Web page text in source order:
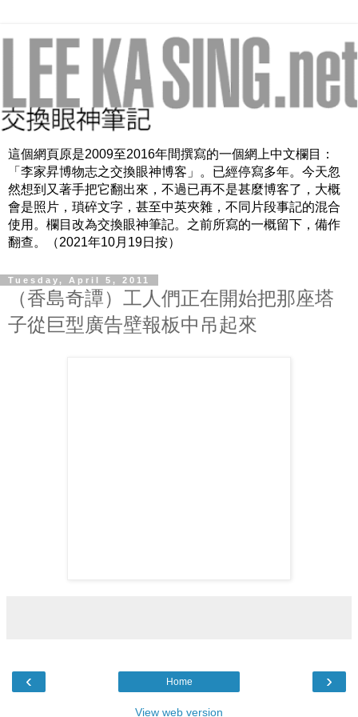
這個網頁原是2009至2016年間撰寫的一個網上中文欄目：
「李家昇博物志之交換眼神博客」。已經停寫多年。今天忽
然想到又著手把它翻出來，不過已再不是甚麼博客了，大概
會是照片，瑣碎文字，甚至中英夾雜，不同片段事記的混合
使用。欄目改為交換眼神筆記。之前所寫的一概留下，備作
翻查。（2021年10月19日按）
Tuesday, April 5, 2011
（香島奇譚）工人們正在開始把那座塔
子從巨型廣告壁報板中吊起來
‹ ›
Home
View web version